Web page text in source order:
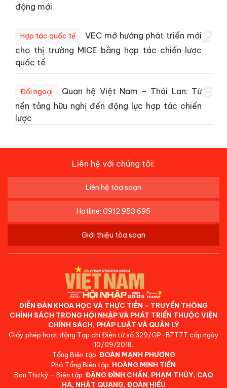
động mới
Hợp tác quốc tế
VEC mở hướng phát triển mới
cho thị trường MICE bằng hợp tác chiến lược
quốc tế
Đối ngoại
Quan hệ Việt Nam – Thái Lan: Từ
nền tảng hữu nghị đến động lực hợp tác chiến
lược
Liên hệ với chúng tôi:
Liên hệ tòa soạn
Hotline: 0912 953 695
Giới thiệu tòa soạn
DIỄN ĐÀN KHOA HỌC VÀ THỰC TIỄN - TRUYỀN THÔNG
CHÍNH SÁCH TRONG HỘI NHẬP VÀ PHÁT TRIỂN THUỘC VIỆN
CHÍNH SÁCH, PHÁP LUẬT VÀ QUẢN LÝ
Giấy phép hoạt động Tạp chí Điện tử số 329/GP-BTTTT cấp ngày
10/09/2018.
Tổng Biên tập: ĐOÀN MẠNH PHƯƠNG
Phó Tổng Biên tập: HOÀNG MINH TIẾN
Ban Thư ký - Biên tập: ĐẶNG ĐÌNH CHẤN, PHẠM THỦY, CAO
HÀ, NHẬT QUANG, ĐOÀN HIẾU